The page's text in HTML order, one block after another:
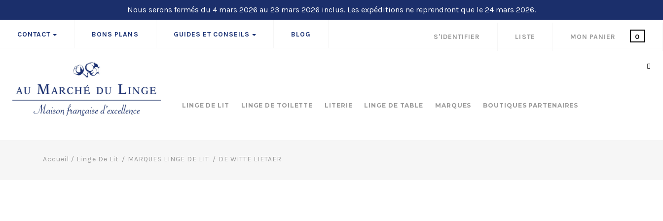
Nous serons fermés du 4 mars 2026 au 23 mars 2026 inclus. Les expéditions ne reprendront que le 24 mars 2026.
CONTACT BONS PLANS GUIDES ET CONSEILS BLOG MON PANIER 0
LISTE
S'IDENTIFIER
LINGE DE LIT LINGE DE TOILETTE LITERIE LINGE DE TABLE MARQUES BOUTIQUES PARTENAIRES
Accueil / Linge De Lit MARQUES LINGE DE LIT DE WITTE LIETAER